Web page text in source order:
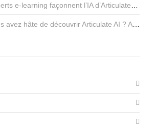
Comment les experts e-learning façonnent l’IA d’Articulate - Articulate
hâte de découvrir Articulate AI ? Apprenez-en plus ici !